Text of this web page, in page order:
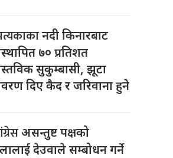
नदी किनारबाट
७० प्रतिशत
सुकुम्बासी, झूटा
दिए कैद र जरिवाना हुने
असन्तुष्ट पक्षको
देउवाले सम्बोधन गर्ने